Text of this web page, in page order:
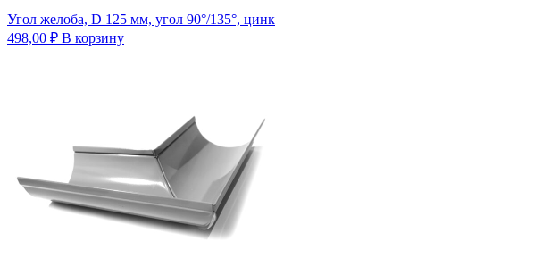
Угол желоба, D 125 мм, угол 90°/135°, цинк
498,00 ₽ В корзину